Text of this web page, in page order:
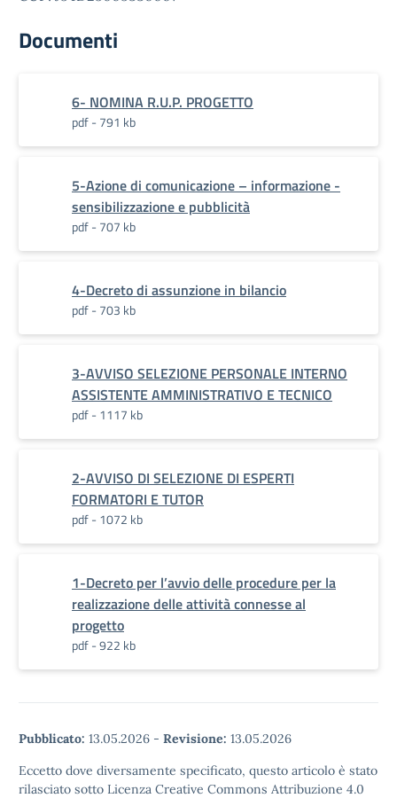
Documenti
6- NOMINA R.U.P. PROGETTO
pdf - 791 kb
5-Azione di comunicazione – informazione -
sensibilizzazione e pubblicità
pdf - 707 kb
4-Decreto di assunzione in bilancio
pdf - 703 kb
3-AVVISO SELEZIONE PERSONALE INTERNO
ASSISTENTE AMMINISTRATIVO E TECNICO
pdf - 1117 kb
2-AVVISO DI SELEZIONE DI ESPERTI
FORMATORI E TUTOR
pdf - 1072 kb
1-Decreto per l’avvio delle procedure per la
realizzazione delle attività connesse al
progetto
pdf - 922 kb
Pubblicato: 13.05.2026 - Revisione: 13.05.2026
Eccetto dove diversamente specificato, questo articolo è stato
rilasciato sotto Licenza Creative Commons Attribuzione 4.0